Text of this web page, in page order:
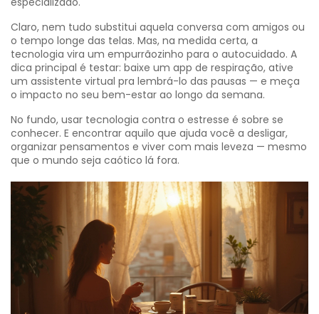
Claro, nem tudo substitui aquela conversa com amigos ou
o tempo longe das telas. Mas, na medida certa, a
tecnologia vira um empurrãozinho para o autocuidado. A
dica principal é testar: baixe um app de respiração, ative
um assistente virtual pra lembrá-lo das pausas — e meça
o impacto no seu bem-estar ao longo da semana.
No fundo, usar tecnologia contra o estresse é sobre se
conhecer. E encontrar aquilo que ajuda você a desligar,
organizar pensamentos e viver com mais leveza — mesmo
que o mundo seja caótico lá fora.